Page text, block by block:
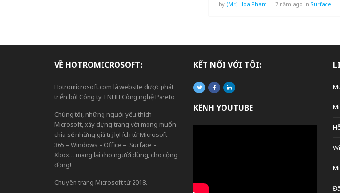
by (Mr.) Hoa Pham — 7 năm ago in Surface
VỀ HOTROMICROSOFT:
Hotromicrosoft.com là website được phát
triển bởi Công ty TNHH Công nghệ Pareto
Chúng tôi, những người yêu thích
Microsoft, xây dựng trang với mong muốn
chia sẻ những giá trị, lợi ích từ Microsoft
365 – Windows – Office – Surface –
Xbox… mang lại cho người dùng, cho cộng
đồng!
Chuyên trang Microsoft từ 2018.
KẾT NỐI VỚI TÔI:
KÊNH YOUTUBE